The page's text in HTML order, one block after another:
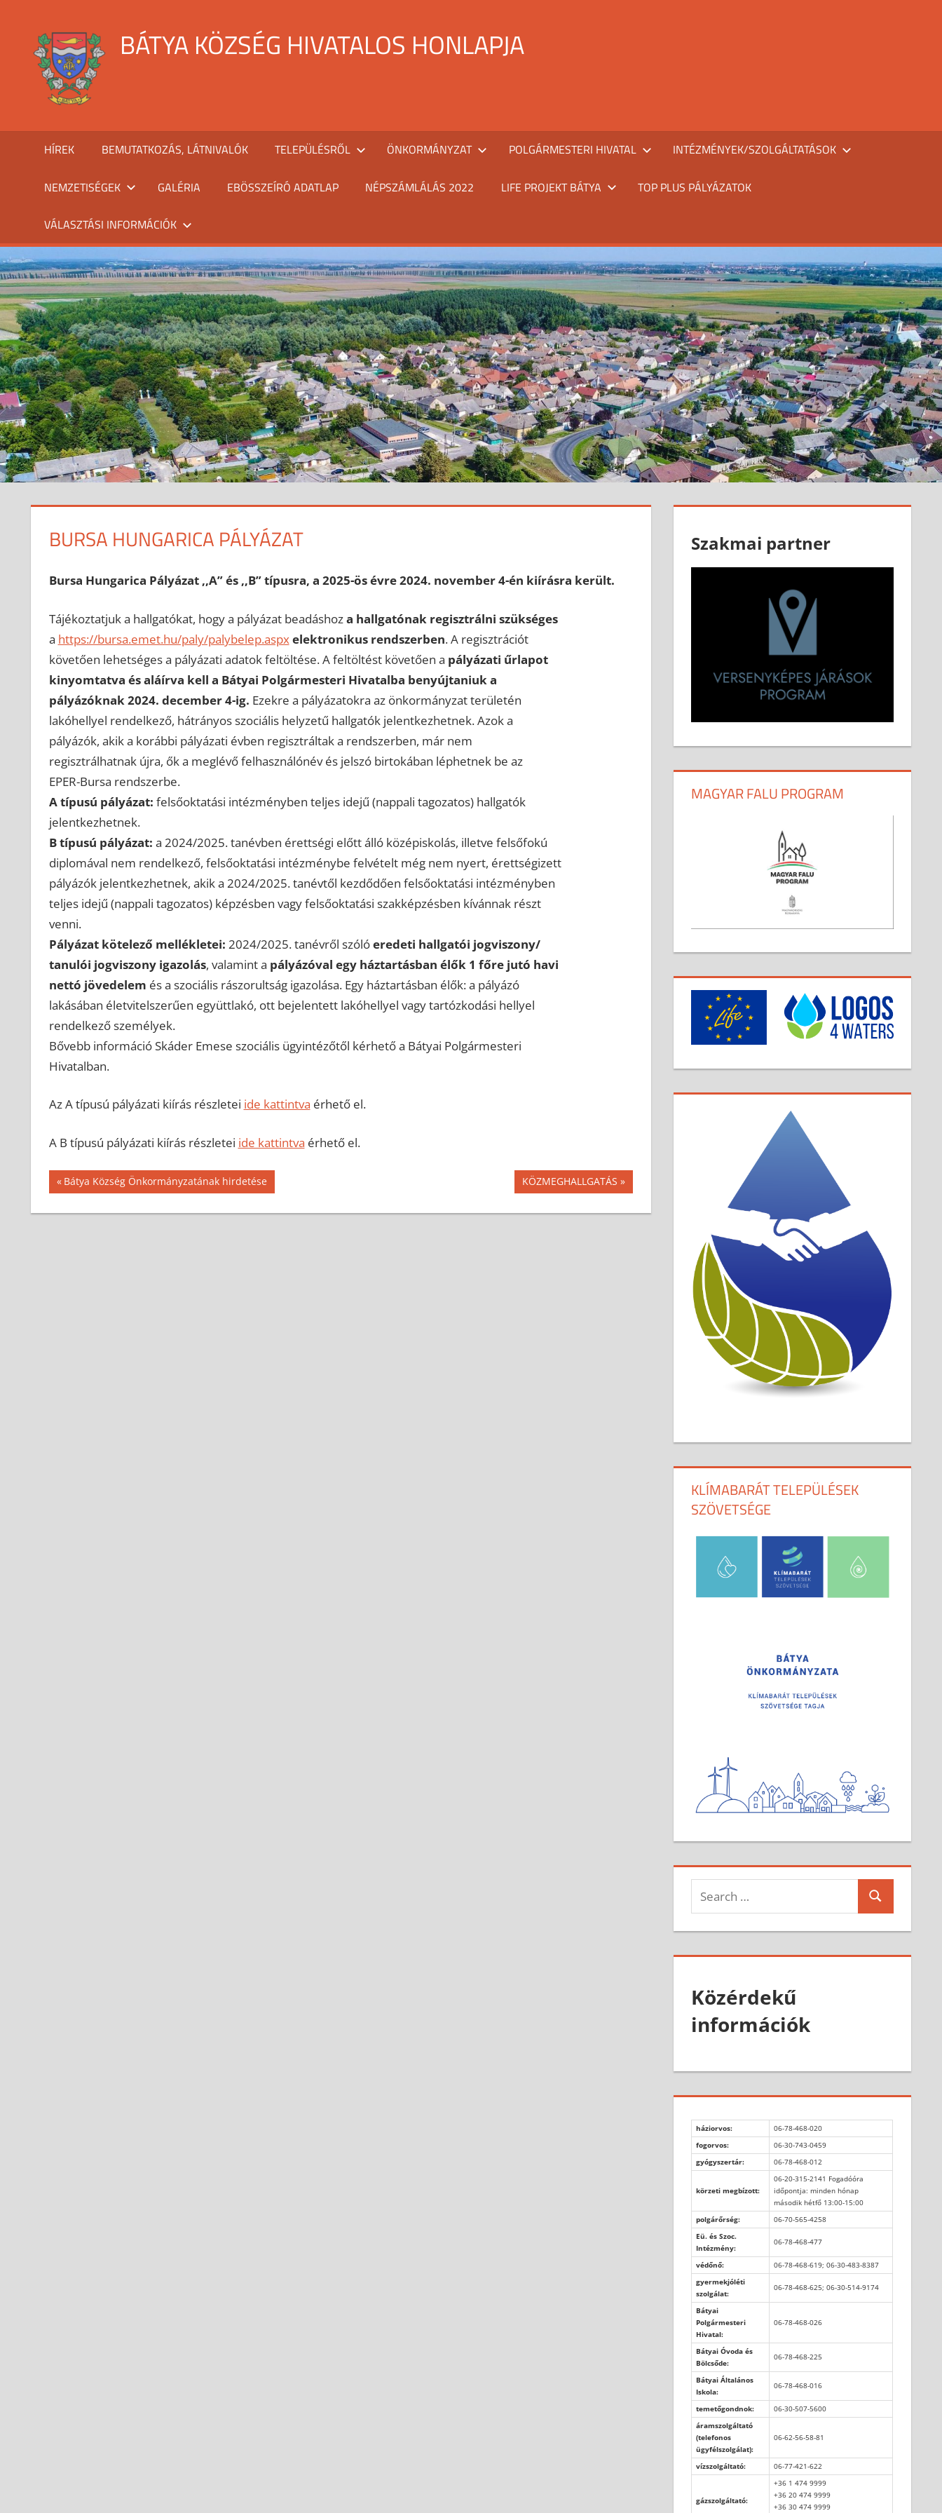
content
BÁTYA KÖZSÉG HIVATALOS HONLAPJA
HÍREK BEMUTATKOZÁS, LÁTNIVALÓK TELEPÜLÉSRŐL ÖNKORMÁNYZAT POLGÁRMESTERI HIVATAL INTÉZMÉNYEK/SZOLGÁLTATÁSOK
NEMZETISÉGEK GALÉRIA EBÖSSZEÍRÓ ADATLAP NÉPSZÁMLÁLÁS 2022 LIFE PROJEKT BÁTYA TOP PLUS PÁLYÁZATOK
VÁLASZTÁSI INFORMÁCIÓK
BURSA HUNGARICA PÁLYÁZAT
Bursa Hungarica Pályázat ,,A” és ,,B” típusra, a 2025-ös évre 2024. november 4-én kiírásra került.
Tájékoztatjuk a hallgatókat, hogy a pályázat beadáshoza hallgatónak regisztrálni szükséges
a https://bursa.emet.hu/paly/palybelep.aspxelektronikus rendszerben. A regisztrációt
követően lehetséges a pályázati adatok feltöltése. A feltöltést követően a pályázati űrlapot
kinyomtatva és aláírva kell a Bátyai Polgármesteri Hivatalba benyújtaniuk a
pályázóknak 2024. december 4-ig. Ezekre a pályázatokra az önkormányzat területén
lakóhellyel rendelkező, hátrányos szociális helyzetű hallgatók jelentkezhetnek. Azok a
pályázók, akik a korábbi pályázati évben regisztráltak a rendszerben, már nem
regisztrálhatnak újra, ők a meglévő felhasználónév és jelszó birtokában léphetnek be az
EPER-Bursa rendszerbe.
A típusú pályázat: felsőoktatási intézményben teljes idejű (nappali tagozatos) hallgatók
jelentkezhetnek.
B típusú pályázat: a 2024/2025. tanévben érettségi előtt álló középiskolás, illetve felsőfokú
diplomával nem rendelkező, felsőoktatási intézménybe felvételt még nem nyert, érettségizett
pályázók jelentkezhetnek, akik a 2024/2025. tanévtől kezdődően felsőoktatási intézményben
teljes idejű (nappali tagozatos) képzésben vagy felsőoktatási szakképzésben kívánnak részt
venni.
Pályázat kötelező mellékletei: 2024/2025. tanévről szólóeredeti hallgatói jogviszony/
tanulói jogviszony igazolás, valamint a pályázóval egy háztartásban élők 1 főre jutó havi
nettó jövedelem és a szociális rászorultság igazolása. Egy háztartásban élők: a pályázó
lakásában életvitelszerűen együttlakó, ott bejelentett lakóhellyel vagy tartózkodási hellyel
rendelkező személyek.
Bővebb információ Skáder Emese szociális ügyintézőtől kérhető a Bátyai Polgármesteri
Hivatalban.
Az A típusú pályázati kiírás részletei ide kattintva érhető el.
A B típusú pályázati kiírás részletei ide kattintva érhető el.
Bejegyzés
navigáció
Previous
Post:
Bátya Község Önkormányzatának hirdetése
Next
Post:
KÖZMEGHALLGATÁS
Szakmai partner
MAGYAR FALU PROGRAM
KLÍMABARÁT TELEPÜLÉSEK
SZÖVETSÉGE
Search
for:
Search
Közérdekű
információk
háziorvos:
06-78-468-020
fogorvos:
06-30-743-0459
gyógyszertár:
06-78-468-012
körzeti megbízott:
06-20-315-2141 Fogadóóra
időpontja: minden hónap
második hétfő 13:00-15:00
polgárőrség:
06-70-565-4258
Eü. és Szoc.
Intézmény:
06-78-468-477
védőnő:
06-78-468-619; 06-30-483-8387
gyermekjóléti
szolgálat:
06-78-468-625; 06-30-514-9174
Bátyai
Polgármesteri
Hivatal:
06-78-468-026
Bátyai Óvoda és
Bölcsőde:
06-78-468-225
Bátyai Általános
Iskola:
06-78-468-016
temetőgondnok:
06-30-507-5600
áramszolgáltató
(telefonos
ügyfélszolgálat):
06-62-56-58-81
vízszolgáltató: 06-77-421-622
gázszolgáltató:
+36 1 474 9999
+36 20 474 9999
+36 30 474 9999